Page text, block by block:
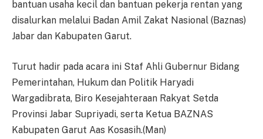
bantuan usaha kecil dan bantuan pekerja rentan yang
disalurkan melalui Badan Amil Zakat Nasional (Baznas)
Jabar dan Kabupaten Garut.
Turut hadir pada acara ini Staf Ahli Gubernur Bidang
Pemerintahan, Hukum dan Politik Haryadi
Wargadibrata, Biro Kesejahteraan Rakyat Setda
Provinsi Jabar Supriyadi, serta Ketua BAZNAS
Kabupaten Garut Aas Kosasih.(Man)